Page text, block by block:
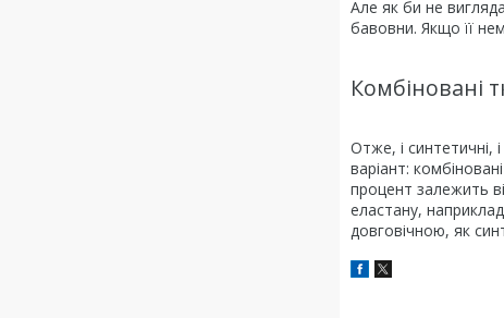
Але як би не
бавовни. Якщо її
Комбіновані
Отже, і синтетичні,
варіант:
процент залежить
еластану,
довговічною, як